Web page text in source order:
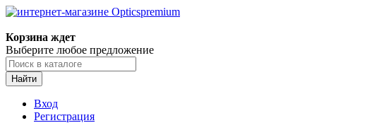
Корзина ждет
Выберите любое предложение
Найти
Вход
Регистрация